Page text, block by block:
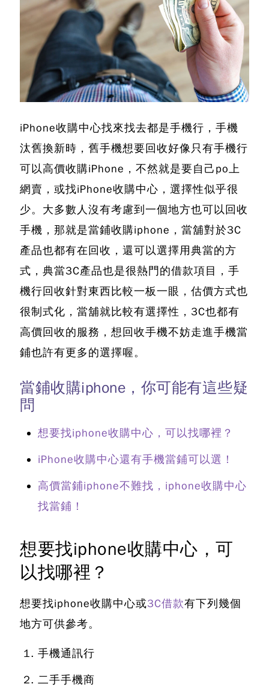
iPhone收購中心找來找去都是手機行，手機
汰舊換新時，舊手機想要回收好像只有手機行
可以高價收購iPhone，不然就是要自己po上
網賣，或找iPhone收購中心，選擇性似乎很
少。大多數人沒有考慮到一個地方也可以回收
手機，那就是當鋪收購iphone ，當舖對於3C
產品也都有在回收，還可以選擇用典當的方
式，典當3C產品也是很熱門的借款項目，手
機行回收針對東西比較一板一眼，估價方式也
很制式化，當舖就比較有選擇性，3C也都有
高價回收的服務， 想回收手機不妨走進手機當
鋪也許有更多的選擇喔。
當鋪收購iphone，你可能有這些疑
問
想要找iphone收購中心，可以找哪裡？
iPhone收購中心還有手機當鋪可以選！
高價當鋪iphone不難找，iphone收購中心
找當鋪！
想要找iphone收購中心，可
以找哪裡？
想要找iphone收購中心或3C借款有下列幾個
地方可供參考。
手機通訊行
二手手機商